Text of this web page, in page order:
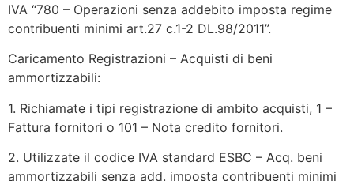
IVA “780 – Operazioni senza addebito imposta regime
contribuenti minimi art.27 c.1-2 DL.98/2011”.
Caricamento Registrazioni – Acquisti di beni
ammortizzabili:
1. Richiamate i tipi registrazione di ambito acquisti, 1 –
Fattura fornitori o 101 – Nota credito fornitori.
2. Utilizzate il codice IVA standard ESBC – Acq. beni
ammortizzabili senza add. imposta contribuenti minimi